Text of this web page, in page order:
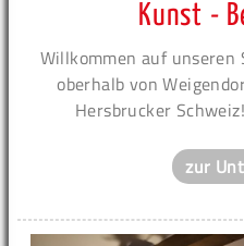
Kunst -
Willkommen auf
oberhalb von
Hersbrucker
zur